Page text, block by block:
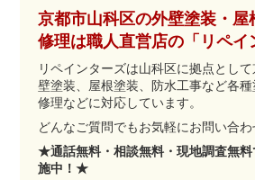
京都市山科区の外壁塗装・屋
修理は職人直営店の「リペイ
リペインターズは山科区に拠点とし
壁塗装、屋根塗装、防水工事など各
修理などに対応しています。
どんなご質問でもお気軽にお問い合わ
★通話無料・相談無料・現地調査無
施中！★